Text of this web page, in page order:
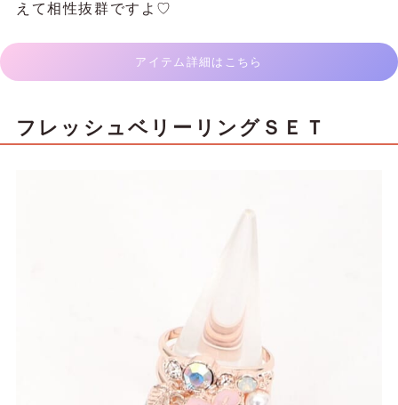
えて相性抜群ですよ♡
アイテム詳細はこちら
フレッシュベリーリングＳＥＴ